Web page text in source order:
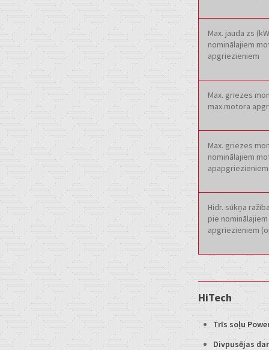
Max. jauda zs
nominālajiem
apgriezieniem
Max. griezes
max.motora
Max. griezes
nominālajiem
apapgriezieniem
Hidr. sūkņa
pie
apgriezieniem
HiTech
Trīs soļu
Divpusējas